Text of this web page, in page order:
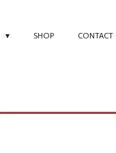
SHOP CONTACT